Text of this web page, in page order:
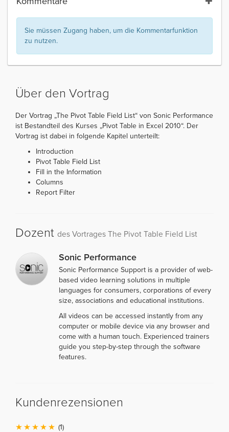
Sie müssen Zugang haben, um die Kommentarfunktion
zu nutzen.
Über den Vortrag
Der Vortrag „The Pivot Table Field List“ von Sonic Performance
ist Bestandteil des Kurses „Pivot Table in Excel 2010“. Der
Vortrag ist dabei in folgende Kapitel unterteilt:
Introduction
Pivot Table Field List
Fill in the Information
Columns
Report Filter
Dozent des Vortrages The Pivot Table Field List
Sonic Performance
Sonic Performance Support is a provider of web-
based video learning solutions in multiple
languages for consumers, corporations of every
size, associations and educational institutions.
All videos can be accessed instantly from any
computer or mobile device via any browser and
come with a human touch. Experienced trainers
guide you step-by-step through the software
features.
Kundenrezensionen
(1)